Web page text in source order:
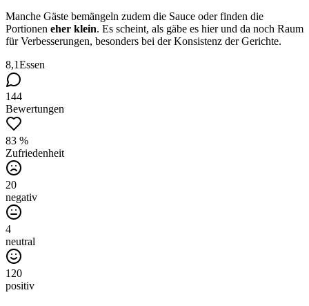
Manche Gäste bemängeln zudem die Sauce oder finden die
Portionen eher klein. Es scheint, als gäbe es hier und da noch Raum
für Verbesserungen, besonders bei der Konsistenz der Gerichte.
8,1Essen
144
Bewertungen
83 %
Zufriedenheit
20
negativ
4
neutral
120
positiv